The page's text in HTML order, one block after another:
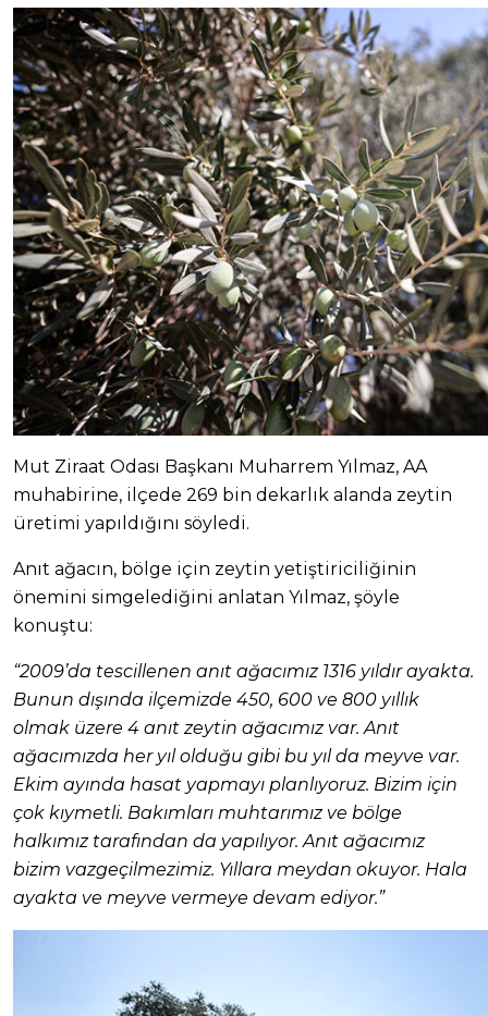
Mut Ziraat Odası Başkanı Muharrem Yılmaz, AA
muhabirine, ilçede 269 bin dekarlık alanda zeytin
üretimi yapıldığını söyledi.
Anıt ağacın, bölge için zeytin yetiştiriciliğinin
önemini simgelediğini anlatan Yılmaz, şöyle
konuştu:
“2009’da tescillenen anıt ağacımız 1316 yıldır ayakta.
Bunun dışında ilçemizde 450, 600 ve 800 yıllık
olmak üzere 4 anıt zeytin ağacımız var. Anıt
ağacımızda her yıl olduğu gibi bu yıl da meyve var.
Ekim ayında hasat yapmayı planlıyoruz. Bizim için
çok kıymetli. Bakımları muhtarımız ve bölge
halkımız tarafından da yapılıyor. Anıt ağacımız
bizim vazgeçilmezimiz. Yıllara meydan okuyor. Hala
ayakta ve meyve vermeye devam ediyor.”